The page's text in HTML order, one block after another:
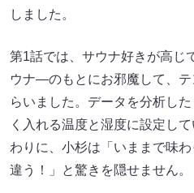
しました。
第1話では、サウナ好きが高じ
ウナ―のもとにお邪魔して、
らいました。データを分析し
く入れる温度と湿度に設定し
わりに、小杉は「いままで味
違う！」と驚きを隠せません。